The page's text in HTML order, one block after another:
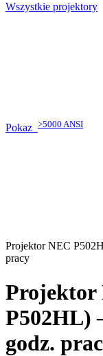
Wszystkie projektory
Pokaz >5000 ANSI
Projektor NEC
pracy
Projektor
P502HL)
godz.